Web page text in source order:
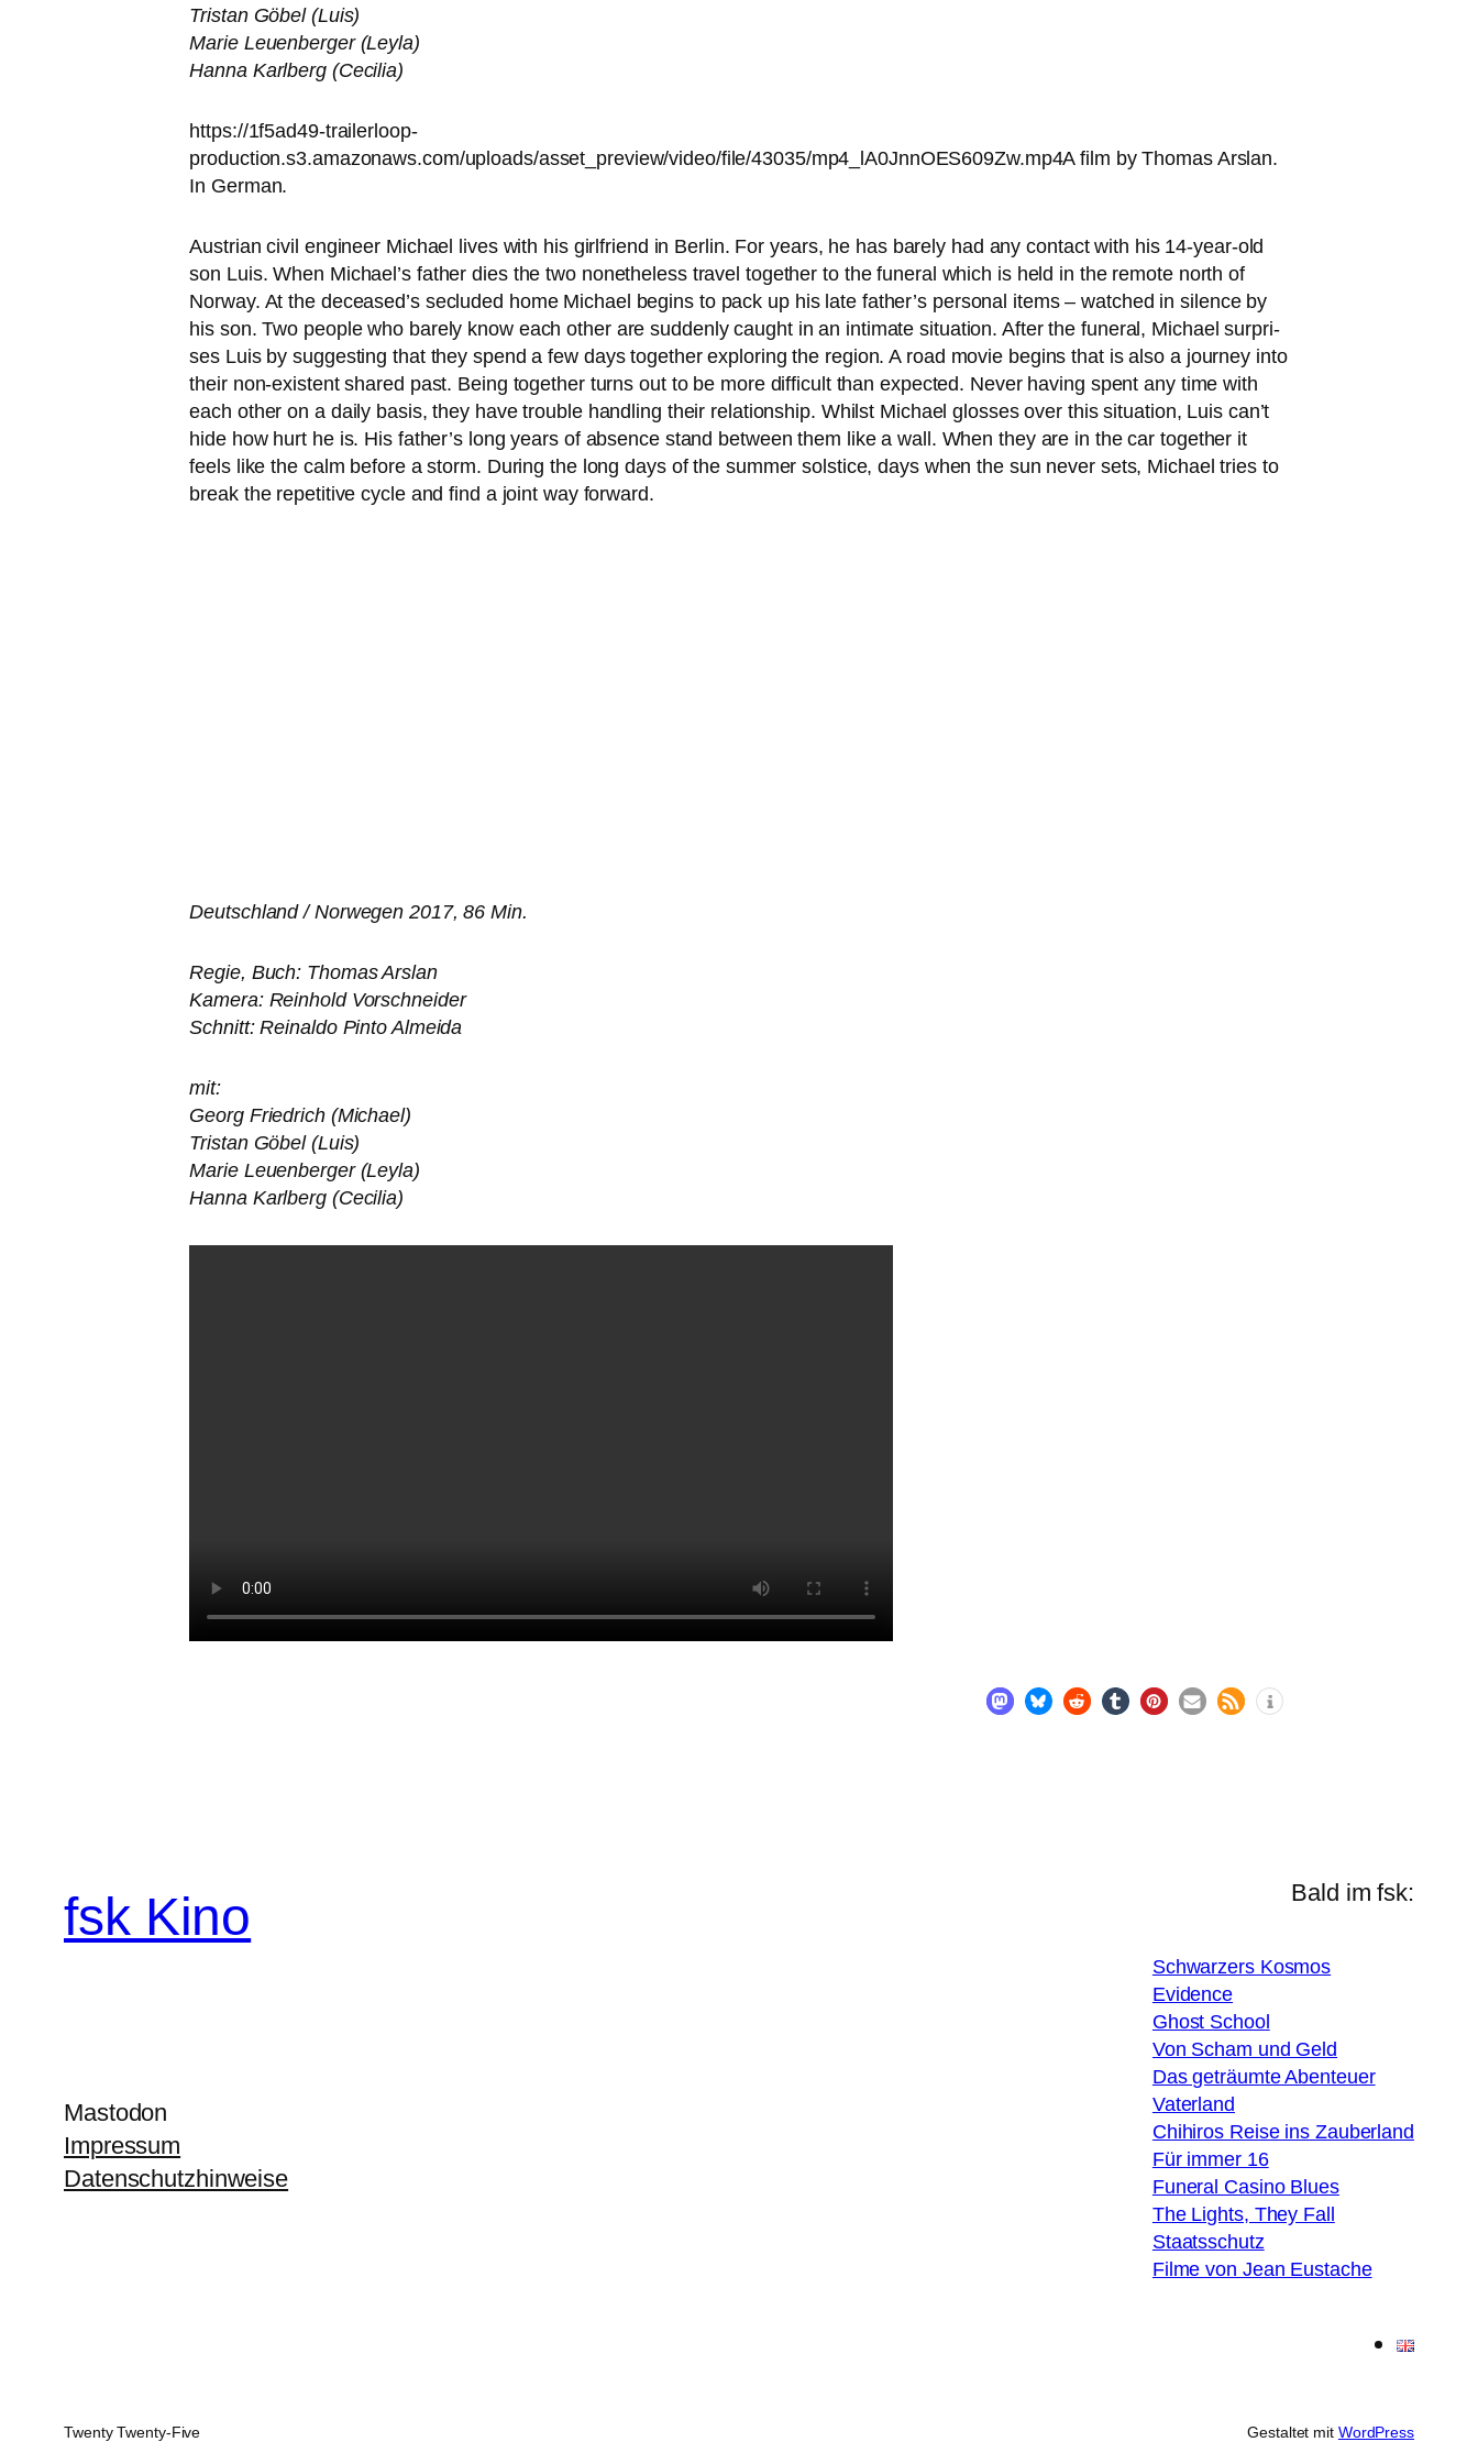
Tristan Göbel (Luis)
Marie Leuenberger (Leyla)
Hanna Karlberg (Cecilia)
https://1f5ad49-trailerloop-
production.s3.amazonaws.com/uploads/asset_preview/video/file/43035/mp4_lA0JnnOES609Zw.mp4A film by Thomas Arslan.
In German.
Austrian civil engi­neer Michael lives with his girl­fri­end in Berlin. For years, he has bare­ly had any cont­act with his 14-year-old
son Luis. When Michael’s father dies the two none­thel­ess tra­vel tog­e­ther to the fun­e­ral which is held in the remo­te north of
Norway. At the deceased’s secluded home Michael beg­ins to pack up his late father’s per­so­nal items – wat­ched in silence by
his son. Two peo­p­le who bare­ly know each other are sud­den­ly caught in an inti­ma­te situa­ti­on. After the fun­e­ral, Michael sur­pri­
ses Luis by sug­gest­ing that they spend a few days tog­e­ther explo­ring the regi­on. A road movie beg­ins that is also a jour­ney into
their non-exis­tent shared past. Being tog­e­ther turns out to be more dif­fi­cult than expec­ted. Never having spent any time with
each other on a dai­ly basis, they have trou­ble hand­ling their rela­ti­onship. Whilst Michael glos­ses over this situa­ti­on, Luis can’t
hide how hurt he is. His father’s long years of absence stand bet­ween them like a wall. When they are in the car tog­e­ther it
feels like the calm befo­re a storm. During the long days of the sum­mer sol­sti­ce, days when the sun never sets, Michael tri­es to
break the repe­ti­ti­ve cycle and find a joint way forward.
Deutschland / Norwegen 2017, 86 Min.
Regie, Buch: Thomas Arslan
Kamera: Reinhold Vorschneider
Schnitt: Reinaldo Pinto Almeida
mit:
Georg Friedrich (Michael)
Tristan Göbel (Luis)
Marie Leuenberger (Leyla)
Hanna Karlberg (Cecilia)
fsk Kino
Mastodon
Impressum
Datenschutzhinweise
Bald im fsk:
Schwarzers Kosmos
Evidence
Ghost School
Von Scham und Geld
Das geträumte Abenteuer
Vaterland
Chihiros Reise ins Zauberland
Für immer 16
Funeral Casino Blues
The Lights, They Fall
Staatsschutz
Filme von Jean Eustache
Twenty Twenty-Five Gestaltet mit WordPress